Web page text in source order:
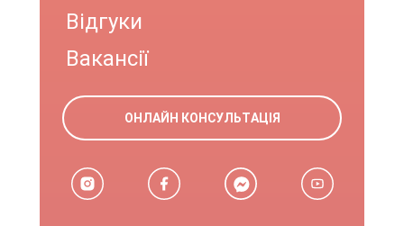
Відгуки
Вакансії
ОНЛАЙН КОНСУЛЬТАЦІЯ